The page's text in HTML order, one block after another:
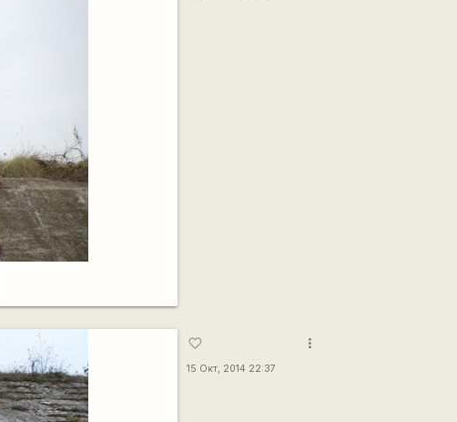
favorite_border
15 Окт, 2014 22:37
more_vert